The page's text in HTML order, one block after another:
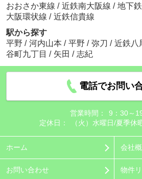
おおさか東線 / 近鉄南大阪線 / 地下
大阪環状線 / 近鉄信貴線
駅から探す
平野 / 河内山本 / 平野 / 弥刀 / 近鉄八
谷町九丁目 / 矢田 / 志紀
電話でお問い
営業時間：
9：30～
定休日：
（火）水曜日/夏季休
ホーム 会社
お問い合わせ 物件